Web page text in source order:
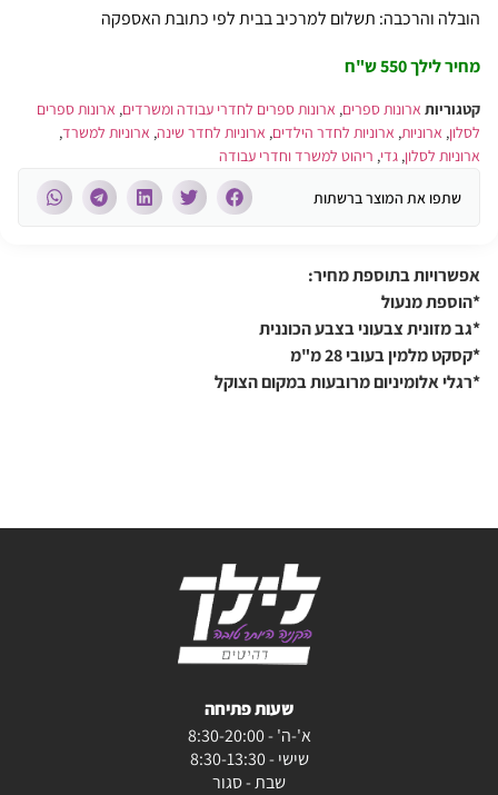
הובלה והרכבה: תשלום למרכיב בבית לפי כתובת האספקה
מחיר לילך 550 ש"ח
קטגוריות ארונות ספרים, ארונות ספרים לחדרי עבודה ומשרדים, ארונות ספרים
לסלון, ארוניות, ארוניות לחדר הילדים, ארוניות לחדר שינה, ארוניות למשרד,
ארוניות לסלון, גדי, ריהוט למשרד וחדרי עבודה
שתפו את המוצר ברשתות
אפשרויות בתוספת מחיר:
*הוספת מנעול
*גב מזונית צבעוני בצבע הכוננית
*קסקט מלמין בעובי 28 מ"מ
*רגלי אלומיניום מרובעות במקום הצוקל
שעות פתיחה
א'-ה' - 8:30-20:00
שישי - 8:30-13:30
שבת - סגור